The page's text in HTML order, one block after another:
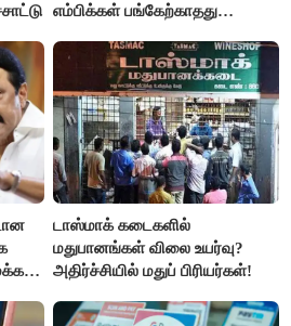
எம்பிக்கள் பங்கேற்காதது
டாஸ்மாக் கடைகளில்
மதுபானங்கள் விலை உயர்வு?
அதிர்ச்சியில் மதுப் பிரியர்கள்!